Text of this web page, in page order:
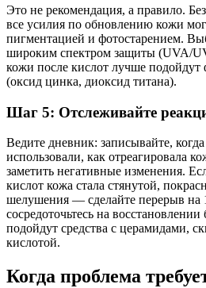
Это не рекомендация, а правило.
все усилия по обновлению кожи
пигментацией и фотостарением.
широким спектром защиты (UVA/
кожи после кислот лучше подойдут
(оксид цинка, диоксид титана).
Шаг 5: Отслеживайте
Ведите дневник: записывайте,
использовали, как отреагировала
заметить негативные изменения.
кислот кожа стала стянутой,
шелушения — сделайте перерыв на
сосредоточьтесь на восстановлении
подойдут средства с церамидами,
кислотой.
Когда проблема